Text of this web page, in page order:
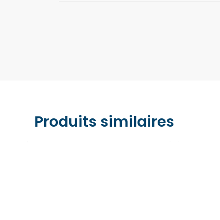
Produits similaires